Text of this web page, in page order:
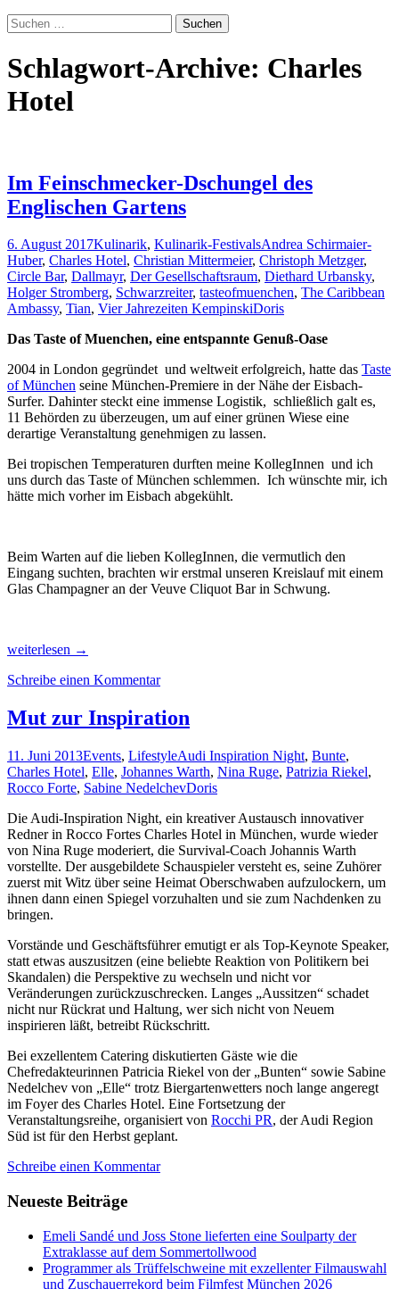
Suchen
nach:
Schlagwort-Archive: Charles
Hotel
Im Feinschmecker-Dschungel des
Englischen Gartens
6. August 2017Kulinarik, Kulinarik-FestivalsAndrea Schirmaier-
Huber, Charles Hotel, Christian Mittermeier, Christoph Metzger,
Circle Bar, Dallmayr, Der Gesellschaftsraum, Diethard Urbansky,
Holger Stromberg, Schwarzreiter, tasteofmuenchen, The Caribbean
Ambassy, Tian, Vier Jahrezeiten KempinskiDoris
Das Taste of Muenchen, eine entspannte Genuß-Oase
2004 in London gegründet und weltweit erfolgreich, hatte das Taste
of München seine München-Premiere in der Nähe der Eisbach-
Surfer. Dahinter steckt eine immense Logistik, schließlich galt es,
11 Behörden zu überzeugen, um auf einer grünen Wiese eine
derartige Veranstaltung genehmigen zu lassen.
Bei tropischen Temperaturen durften meine KollegInnen und ich
uns durch das Taste of München schlemmen. Ich wünschte mir, ich
hätte mich vorher im Eisbach abgekühlt.
Beim Warten auf die lieben KollegInnen, die vermutlich den
Eingang suchten, brachten wir erstmal unseren Kreislauf mit einem
Glas Champagner an der Veuve Cliquot Bar in Schwung.
Im
Dschungel
Englischen
Gartens
weiterlesen →
Schreibe einen Kommentar
Mut zur Inspiration
11. Juni 2013Events, LifestyleAudi Inspiration Night, Bunte,
Charles Hotel, Elle, Johannes Warth, Nina Ruge, Patrizia Riekel,
Rocco Forte, Sabine NedelchevDoris
Die Audi-Inspiration Night, ein kreativer Austausch innovativer
Redner in Rocco Fortes Charles Hotel in München, wurde wieder
von Nina Ruge moderiert, die Survival-Coach Johannis Warth
vorstellte. Der ausgebildete Schauspieler versteht es, seine Zuhörer
zuerst mit Witz über seine Heimat Oberschwaben aufzulockern, um
ihnen dann einen Spiegel vorzuhalten und sie zum Nachdenken zu
bringen.
Vorstände und Geschäftsführer emutigt er als Top-Keynote Speaker,
statt etwas auszusitzen (eine beliebte Reaktion von Politikern bei
Skandalen) die Perspektive zu wechseln und nicht vor
Veränderungen zurückzuschrecken. Langes „Aussitzen“ schadet
nicht nur Rückrat und Haltung, wer sich nicht von Neuem
inspirieren läßt, betreibt Rückschritt.
Bei exzellentem Catering diskutierten Gäste wie die
Chefredakteurinnen Patricia Riekel von der „Bunten“ sowie Sabine
Nedelchev von „Elle“ trotz Biergartenwetters noch lange angeregt
im Foyer des Charles Hotel. Eine Fortsetzung der
Veranstaltungsreihe, organisiert von Rocchi PR, der Audi Region
Süd ist für den Herbst geplant.
Schreibe einen Kommentar
Neueste Beiträge
Emeli Sandé und Joss Stone lieferten eine Soulparty der
Extraklasse auf dem Sommertollwood
Programmer als Trüffelschweine mit exzellenter Filmauswahl
und Zuschauerrekord beim Filmfest München 2026